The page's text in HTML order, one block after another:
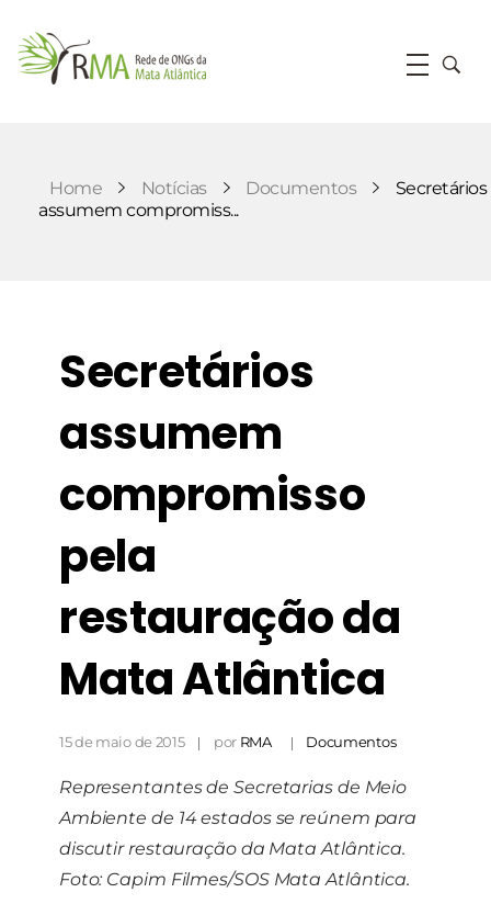
Home Notícias Documentos
Secretários
assumem compromiss...
Secretários
assumem
compromisso
pela
restauração da
Mata Atlântica
15 de maio de 2015 por RMA Documentos
Representantes de Secretarias de Meio
Ambiente de 14 estados se reúnem para
discutir restauração da Mata Atlântica.
Foto: Capim Filmes/SOS Mata Atlântica.
Necessário
Esses cookies
necessários
funcionamento
do site.
Estatísticas